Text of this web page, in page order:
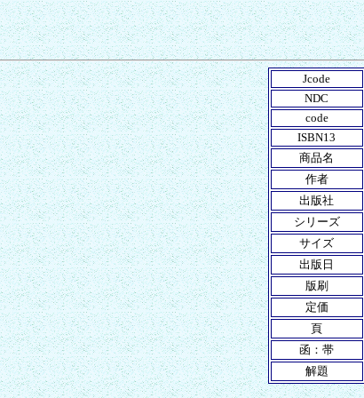
Jcode
NDC
code
ISBN13
商品名
作者
出版社
シリーズ
サイズ
出版日
版刷
定価
頁
函：帯
解題